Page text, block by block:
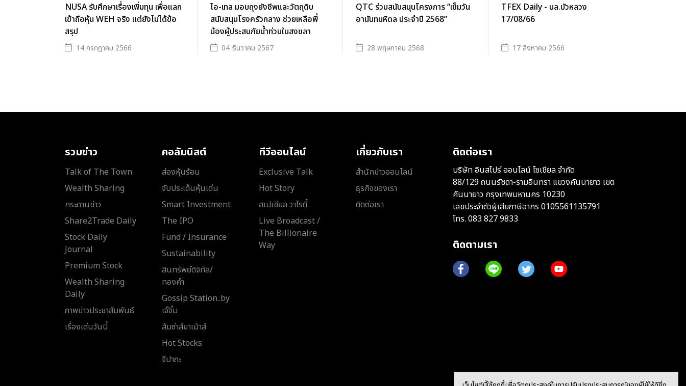
NUSA รับศึกษาเรื่องเพิ่มทุน เพื่อแลก
เข้าถือหุ้น WEH จริง แต่ยังไม่ได้ข้อ
สรุป
14 กรกฎาคม 2566
ไอ-เทล มอบถุงยังชีพและวัตถุดิบ
สนับสนุนโรงครัวกลาง ช่วยเหลือพี่
น้องผู้ประสบภัยน้ำท่วมในสงขลา
04 ธันวาคม 2567
QTC ร่วมสนับสนุนโครงการ “เข็มวัน
อานันทมหิดล ประจำปี 2568”
28 พฤษภาคม 2568
TFEX Daily - บล.บัวหลวง
17/08/66
17 สิงหาคม 2566
รวมข่าว
Talk of The Town
Wealth Sharing
กระดานข่าว
Share2Trade Daily
Stock Daily
Journal
Premium Stock
Wealth Sharing
Daily
ภาพข่าวประชาสัมพันธ์
เรื่องเด่นวันนี้
คอลัมนิสต์
ส่องหุ้นร้อน
จับประเด็นหุ้นเด่น
Smart Investment
The IPO
Fund / Insurance
Sustainability
สินทรัพย์ดิจิทัล/
ทองคำ
Gossip Station..by
เจ๊จิ๋ม
ส้มซ่าส์ขาเม้าส์
Hot Stocks
จิปาถะ
ทีวีออนไลน์
Exclusive Talk
Hot Story
สเปเชียล วาไรตี้
Live Broadcast /
The Billionaire
Way
เกี่ยวกับเรา
สำนักข่าวออนไลน์
ธุรกิจของเรา
ติดต่อเรา
ติดต่อเรา
บริษัท อินสไปร์ ออนไลน์ โซเชียล จำกัด
88/129 ถนนรัชดา-รามอินทรา แขวงคันนายาว เขต
คันนายาว กรุงเทพมหานคร 10230
เลขประจำตัวผู้เสียภาษีอากร 0105561135791
โทร. 083 827 9833
ติดตามเรา